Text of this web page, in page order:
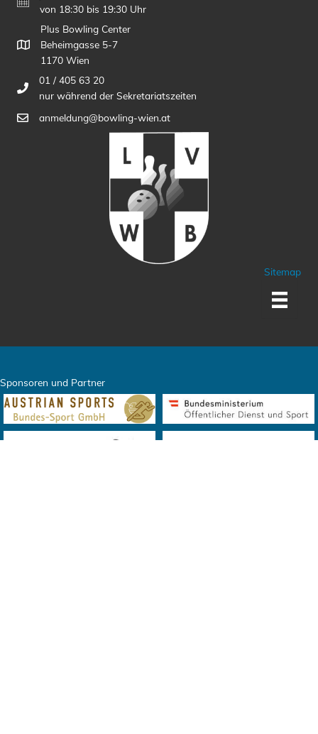
von 18:30 bis 19:30 Uhr
Plus Bowling Center
Beheimgasse 5-7
1170 Wien
01 / 405 63 20
nur während der Sekretariatszeiten
anmeldung@bowling-wien.at
Sitemap
Sponsoren und Partner